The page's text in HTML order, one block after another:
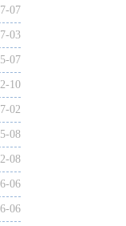
07
03
07
10
02
08
08
06
06